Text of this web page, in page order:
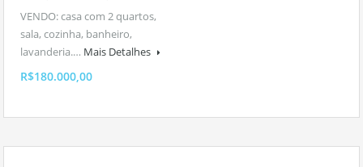
VENDO: casa com 2 quartos,
sala, cozinha, banheiro,
lavanderia.… Mais Detalhes
R$180.000,00